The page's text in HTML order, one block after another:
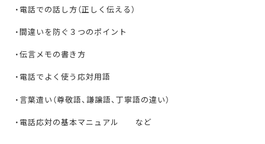
・電話での話し方（正しく伝える）
・間違いを防ぐ３つのポイント
・伝言メモの書き方
・電話でよく使う応対用語
・言葉遣い（尊敬語、謙譲語、丁寧語の違い）
・電話応対の基本マニュアル など